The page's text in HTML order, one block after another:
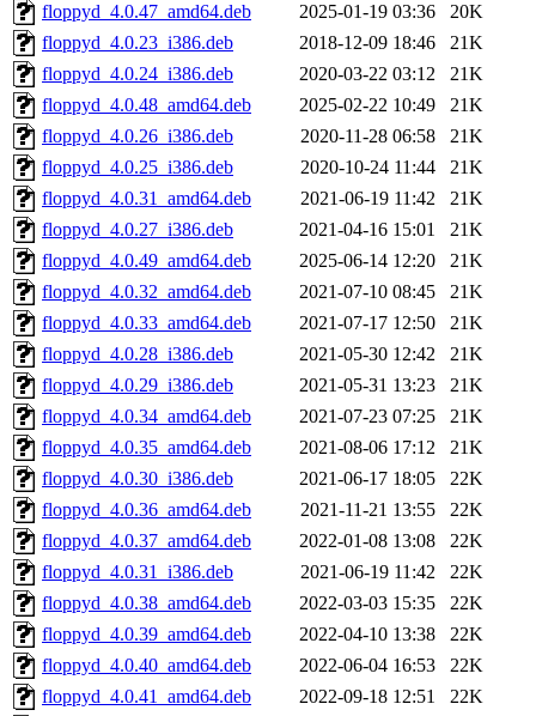
floppyd_4.0.47_amd64.deb
2025-01-19 03:36
20K
floppyd_4.0.23_i386.deb
2018-12-09 18:46
21K
floppyd_4.0.24_i386.deb
2020-03-22 03:12
21K
floppyd_4.0.48_amd64.deb
2025-02-22 10:49
21K
floppyd_4.0.26_i386.deb
2020-11-28 06:58
21K
floppyd_4.0.25_i386.deb
2020-10-24 11:44
21K
floppyd_4.0.31_amd64.deb
2021-06-19 11:42
21K
floppyd_4.0.27_i386.deb
2021-04-16 15:01
21K
floppyd_4.0.49_amd64.deb
2025-06-14 12:20
21K
floppyd_4.0.32_amd64.deb
2021-07-10 08:45
21K
floppyd_4.0.33_amd64.deb
2021-07-17 12:50
21K
floppyd_4.0.28_i386.deb
2021-05-30 12:42
21K
floppyd_4.0.29_i386.deb
2021-05-31 13:23
21K
floppyd_4.0.34_amd64.deb
2021-07-23 07:25
21K
floppyd_4.0.35_amd64.deb
2021-08-06 17:12
21K
floppyd_4.0.30_i386.deb
2021-06-17 18:05
22K
floppyd_4.0.36_amd64.deb
2021-11-21 13:55
22K
floppyd_4.0.37_amd64.deb
2022-01-08 13:08
22K
floppyd_4.0.31_i386.deb
2021-06-19 11:42
22K
floppyd_4.0.38_amd64.deb
2022-03-03 15:35
22K
floppyd_4.0.39_amd64.deb
2022-04-10 13:38
22K
floppyd_4.0.40_amd64.deb
2022-06-04 16:53
22K
floppyd_4.0.41_amd64.deb
2022-09-18 12:51
22K